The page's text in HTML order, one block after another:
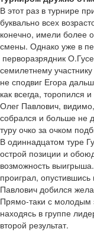
В этот раз в турнире
буквально всех
конечно, имели более
смены. Однако уже в
перворазрядник
семилетнему
не сподвиг Егора
как всегда, торопился
Олег Павлович,
собрался и больше не
туру очко за очком
В одиннадцатом туре
острой позиции и
возможность
проиграл,
Павлович добился
Прямо-таки с молодым
находясь в группе
второй результат.